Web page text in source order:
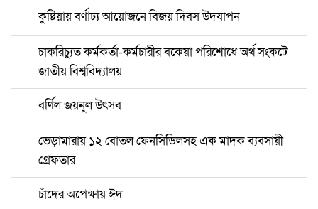
কুষ্টিয়ায় বর্ণাঢ্য আয়োজনে বিজয় দিবস উদযাপন
চাকরিচ্যুত কর্মকর্তা-কর্মচারীর বকেয়া পরিশোধে অর্থ সংকটে
জাতীয় বিশ্ববিদ্যালয়
বর্ণিল জয়নুল উৎসব
ভেড়ামারায় ১২ বোতল ফেনসিডিলসহ এক মাদক ব্যবসায়ী
গ্রেফতার
চাঁদের অপেক্ষায় ঈদ